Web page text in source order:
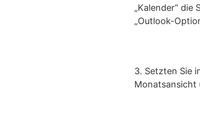
„Kalender“ die
„Outlook-
3. Setzten Sie
Monatsansicht